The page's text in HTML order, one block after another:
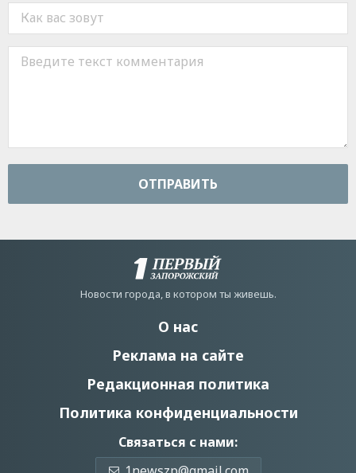
ОТПРАВИТЬ
Новости города, в котором ты живешь.
О нас
Реклама на сайте
Редакционная политика
Политика конфиденциальности
Связаться с нами: